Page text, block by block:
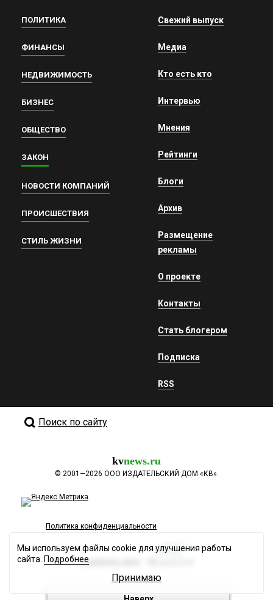
ПОЛИТИКА
ФИНАНСЫ
НЕДВИЖИМОСТЬ
БИЗНЕС
ОБЩЕСТВО
ЗАКОН
НОВОСТИ КОМПАНИЙ
ПРОИСШЕСТВИЯ
СТИЛЬ ЖИЗНИ
Свежий выпуск
Медиа
Кто есть кто
Интервью
Мнения
Рейтинги
Блоги
Архив
Размещение
рекламы
О проекте
Контакты
Стать блогером
Подписка
RSS
Поиск по сайту
kvnews.ru
© 2001—2026 ООО ИЗДАТЕЛЬСКИЙ ДОМ «КВ».
Политика конфиденциальности
Разработка сайта
Мы используем файлы cookie для улучшения работы
сайта. Подробнее
Принимаю